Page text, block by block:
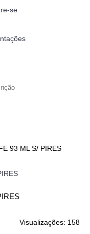
se
93 ML S/ PIRES
Visualizações: 158